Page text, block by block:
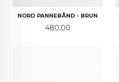
NORD PANNEBÅND - BRUN
Pris
480,00